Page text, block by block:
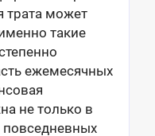
трата может
такие
ежемесячных
не только в
повседневных